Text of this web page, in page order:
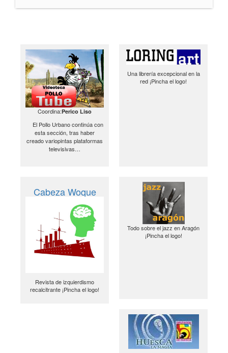
Coordina:Perico Liso
El Pollo Urbano continúa con
esta sección, tras haber
creado variopintas plataformas
televisivas…
Una librería excepcional en la
red ¡Pincha el logo!
Cabeza Woque
Revista de izquierdismo
recalcitrante ¡Pincha el logo!
Todo sobre el jazz en Aragón
¡Pincha el logo!